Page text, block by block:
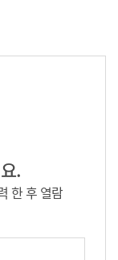
.
한 후 열람